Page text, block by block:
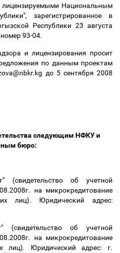
Национальным
зарегистрированное в
Республики 23 августа
93-04.
и лицензирования просит
по данным проектам
до 5 сентября 2008
следующим НФКУ и
бюро:
(свидетельство об учетной
на микрокредитование
лиц). Юридический адрес:
об учетной
на микрокредитование
лиц). Юридический адрес: г.